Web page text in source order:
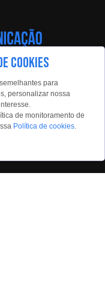
- 5º andar
900
COOKIES
para
personalizar nossa
de monitoramento de
Política de cookies.